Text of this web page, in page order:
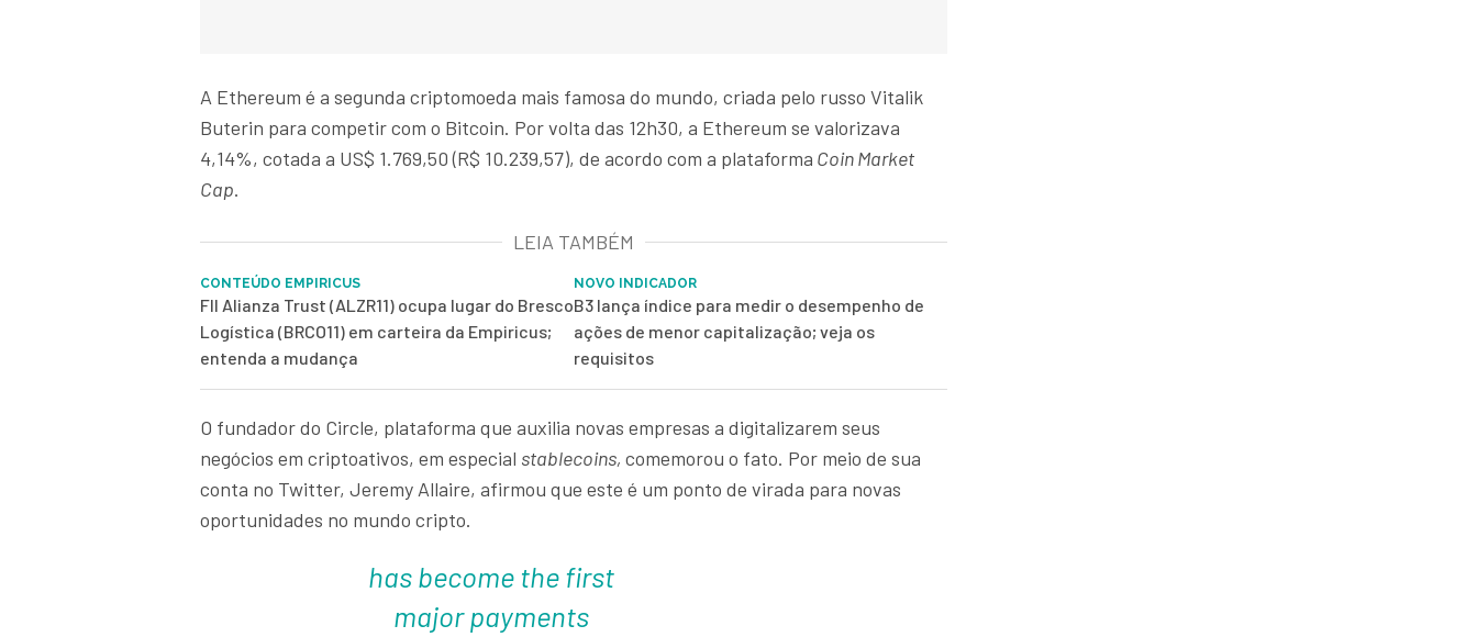
A Ethereum é a segunda criptomoeda mais famosa do mundo, criada pelo russo Vitalik
Buterin para competir com o Bitcoin. Por volta das 12h30, a Ethereum se valorizava
4,14%, cotada a US$ 1.769,50 (R$ 10.239,57), de acordo com a plataforma Coin Market
Cap.
LEIA TAMBÉM
CONTEÚDO EMPIRICUS
FII Alianza Trust (ALZR11) ocupa lugar do Bresco
Logística (BRCO11) em carteira da Empiricus;
entenda a mudança
NOVO INDICADOR
B3 lança índice para medir o desempenho de
ações de menor capitalização; veja os
requisitos
O fundador do Circle, plataforma que auxilia novas empresas a digitalizarem seus
negócios em criptoativos, em especial stablecoins, comemorou o fato. Por meio de sua
conta no Twitter, Jeremy Allaire, afirmou que este é um ponto de virada para novas
oportunidades no mundo cripto.
has become the first
major payments